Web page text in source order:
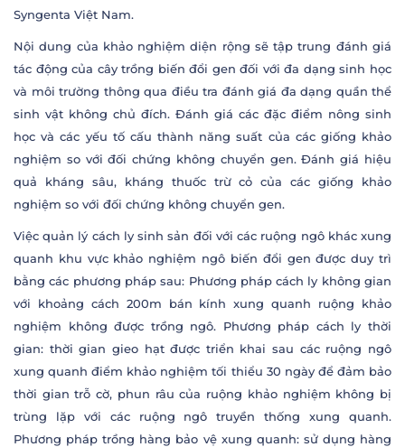
Syngenta Việt Nam.
Nội dung của khảo nghiệm diện rộng sẽ tập trung đánh giá
tác động của cây trồng biến đổi gen đối với đa dạng sinh học
và môi trường thông qua điều tra đánh giá đa dạng quần thể
sinh vật không chủ đích. Đánh giá các đặc điểm nông sinh
học và các yếu tố cấu thành năng suất của các giống khảo
nghiệm so với đối chứng không chuyển gen. Đánh giá hiệu
quả kháng sâu, kháng thuốc trừ cỏ của các giống khảo
nghiệm so với đối chứng không chuyển gen.
Việc quản lý cách ly sinh sản đối với các ruộng ngô khác xung
quanh khu vực khảo nghiệm ngô biến đổi gen được duy trì
bằng các phương pháp sau: Phương pháp cách ly không gian
với khoảng cách 200m bán kính xung quanh ruộng khảo
nghiệm không được trồng ngô. Phương pháp cách ly thời
gian: thời gian gieo hạt được triển khai sau các ruộng ngô
xung quanh điểm khảo nghiệm tối thiểu 30 ngày để đảm bảo
thời gian trỗ cờ, phun râu của ruộng khảo nghiệm không bị
trùng lặp với các ruộng ngô truyền thống xung quanh.
Phương pháp trồng hàng bảo vệ xung quanh: sử dụng hàng